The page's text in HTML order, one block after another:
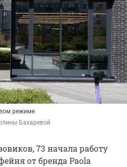
режиме
Бахаревой
73 начала работу
от бренда Paola